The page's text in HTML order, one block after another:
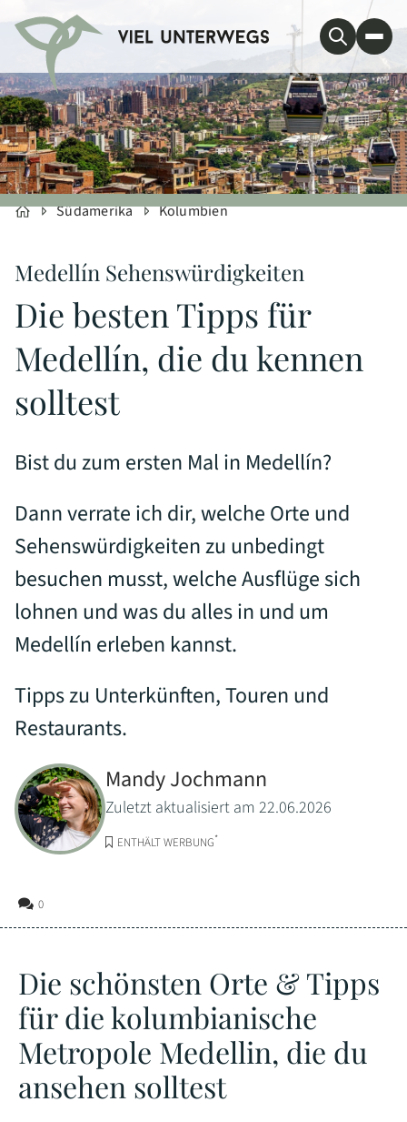
Südamerika Kolumbien
Medellín Sehenswürdigkeiten
Die besten Tipps für
Medellín, die du kennen
solltest
Bist du zum ersten Mal in Medellín?
Dann verrate ich dir, welche Orte und
Sehenswürdigkeiten zu unbedingt
besuchen musst, welche Ausflüge sich
lohnen und was du alles in und um
Medellín erleben kannst.
Tipps zu Unterkünften, Touren und
Restaurants.
Mandy Jochmann
Zuletzt aktualisiert am 22.06.2026
ENTHÄLT WERBUNG*
0
Die schönsten Orte & Tipps
für die kolumbianische
Metropole Medellin, die du
ansehen solltest